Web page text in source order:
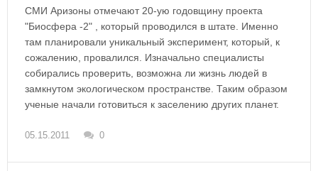
СМИ Аризоны отмечают 20-ую годовщину проекта
"Биосфера -2" , который проводился в штате. Именно
там планировали уникальный эксперимент, который, к
сожалению, провалился. Изначально специалисты
собирались проверить, возможна ли жизнь людей в
замкнутом экологическом пространстве. Таким образом
ученые начали готовиться к заселению других планет.
05.15.2011 0